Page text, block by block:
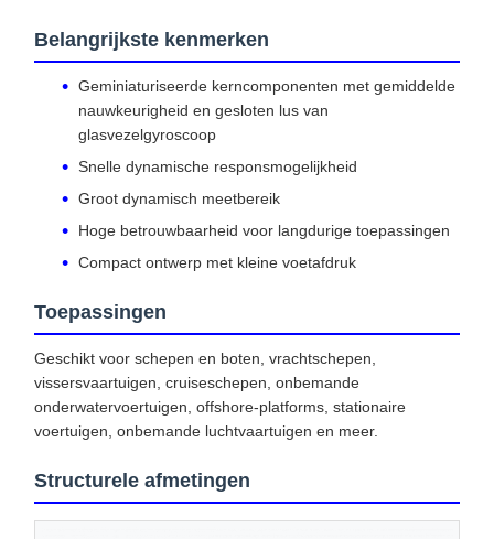
Belangrijkste kenmerken
Geminiaturiseerde kerncomponenten met gemiddelde
nauwkeurigheid en gesloten lus van
glasvezelgyroscoop
Snelle dynamische responsmogelijkheid
Groot dynamisch meetbereik
Hoge betrouwbaarheid voor langdurige toepassingen
Compact ontwerp met kleine voetafdruk
Toepassingen
Geschikt voor schepen en boten, vrachtschepen,
vissersvaartuigen, cruiseschepen, onbemande
onderwatervoertuigen, offshore-platforms, stationaire
voertuigen, onbemande luchtvaartuigen en meer.
Structurele afmetingen